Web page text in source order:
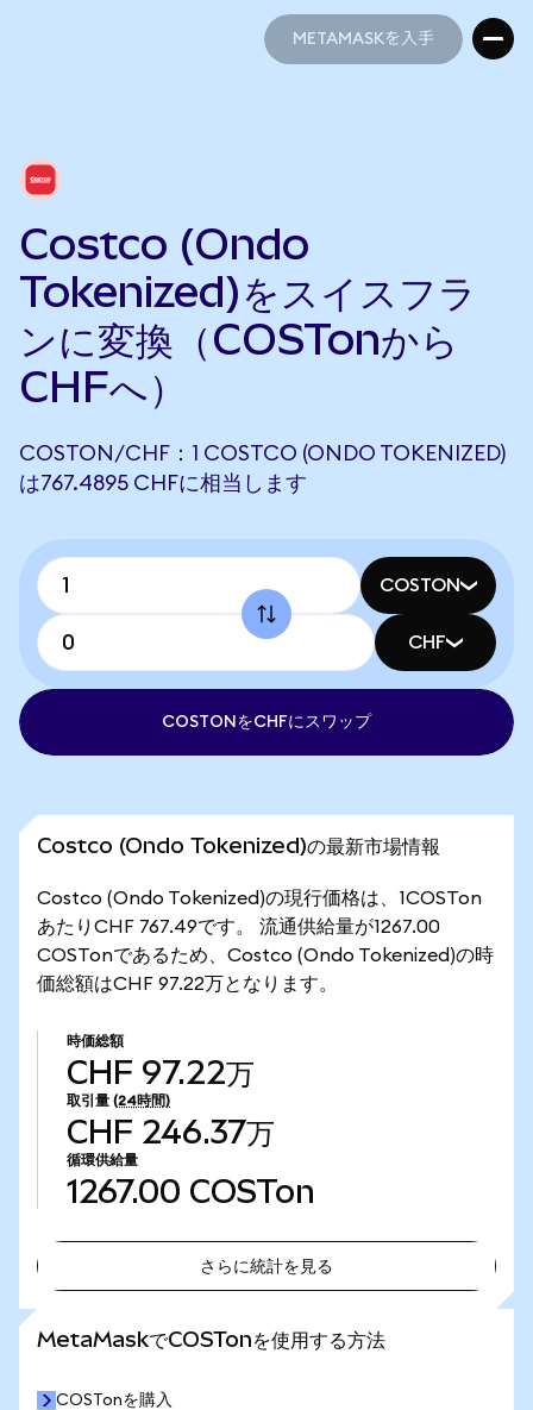
METAMASKを入手
Costco (Ondo
Tokenized)をスイスフラ
ンに変換（COSTonから
CHFへ）
COSTON/CHF：1 COSTCO (ONDO TOKENIZED)
は767.4895 CHFに相当します
COSTON
CHF
COSTONをCHFにスワップ
Costco (Ondo Tokenized)の最新市場情報
Costco (Ondo Tokenized)の現行価格は、1COSTon
あたりCHF 767.49です。 流通供給量が1267.00
COSTonであるため、Costco (Ondo Tokenized)の時
価総額はCHF 97.22万となります。
時価総額
CHF 97.22万
取引量 (24時間)
CHF 246.37万
循環供給量
1267.00 COSTon
さらに統計を見る
MetaMaskでCOSTonを使用する方法
COSTonを購入